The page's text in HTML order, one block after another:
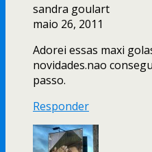
sandra goulart
maio 26, 2011
Adorei essas maxi
novidades.nao
passo.
Responder